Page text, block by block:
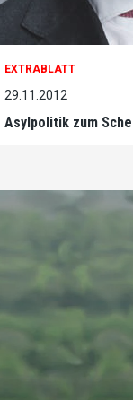
EXTRABLATT
29.11.2012
Asylpolitik zum